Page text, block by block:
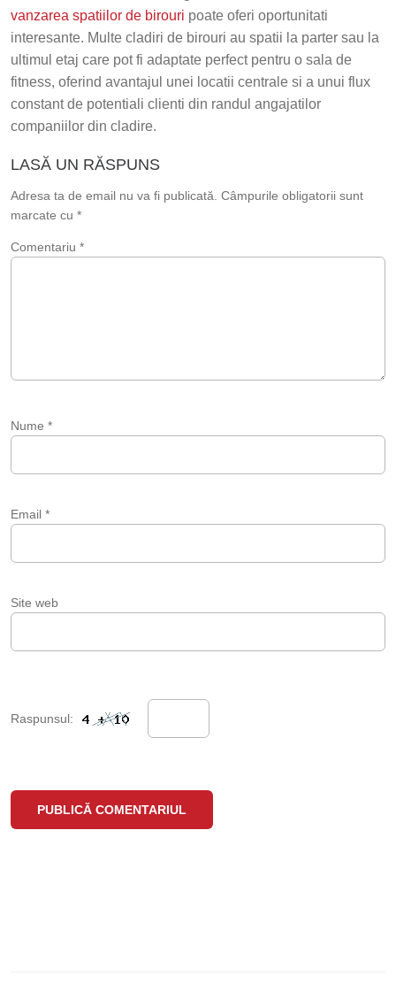
vanzarea spatiilor de birouri poate oferi oportunitati
interesante. Multe cladiri de birouri au spatii la parter sau la
ultimul etaj care pot fi adaptate perfect pentru o sala de
fitness, oferind avantajul unei locatii centrale si a unui flux
constant de potentiali clienti din randul angajatilor
companiilor din cladire.
LASĂ UN RĂSPUNS
Adresa ta de email nu va fi publicată. Câmpurile obligatorii sunt
marcate cu *
Comentariu *
Nume *
Email *
Site web